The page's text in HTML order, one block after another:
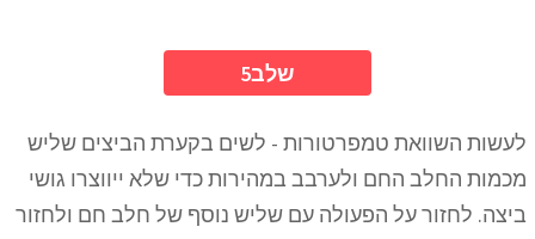
5שלב
לעשות השוואת טמפרטורות - לשים בקערת הביצים שליש
מכמות החלב החם ולערבב במהירות כדי שלא ייווצרו גושי
ביצה. לחזור על הפעולה עם שליש נוסף של חלב חם ולחזור